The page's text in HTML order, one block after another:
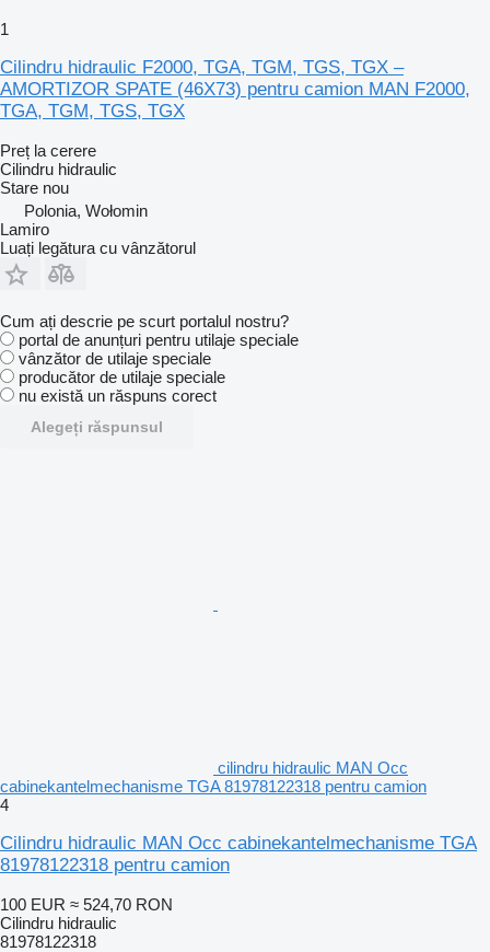
1
Cilindru hidraulic F2000, TGA, TGM, TGS, TGX –
AMORTIZOR SPATE (46X73) pentru camion MAN F2000,
TGA, TGM, TGS, TGX
Preț la cerere
Cilindru hidraulic
Stare nou
Polonia, Wołomin
Lamiro
Luați legătura cu vânzătorul
Cum ați descrie pe scurt portalul nostru?
portal de anunțuri pentru utilaje speciale
vânzător de utilaje speciale
producător de utilaje speciale
nu există un răspuns corect
Alegeți răspunsul
cilindru hidraulic MAN Occ
cabinekantelmechanisme TGA 81978122318 pentru camion
4
Cilindru hidraulic MAN Occ cabinekantelmechanisme TGA
81978122318 pentru camion
100 EUR ≈ 524,70 RON
Cilindru hidraulic
81978122318